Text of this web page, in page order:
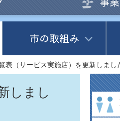
表（サービス実施店）を更新しまし
しまし